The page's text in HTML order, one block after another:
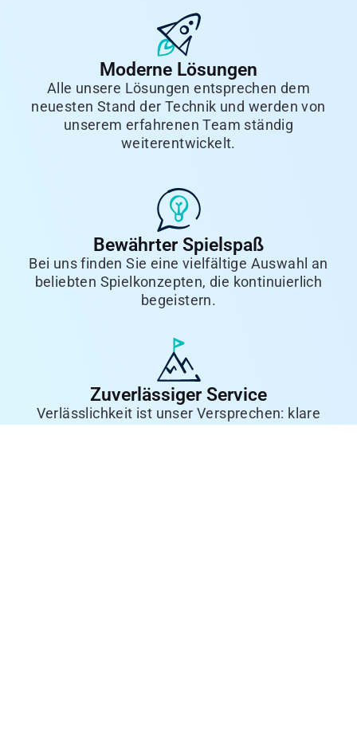
Moderne Lösungen
Alle unsere Lösungen entsprechen dem
neuesten Stand der Technik und werden von
unserem erfahrenen Team ständig
weiterentwickelt.
Bewährter Spielspaß
Bei uns finden Sie eine vielfältige Auswahl an
beliebten Spielkonzepten, die kontinuierlich
begeistern.
Zuverlässiger Service
Verlässlichkeit ist unser Versprechen: klare